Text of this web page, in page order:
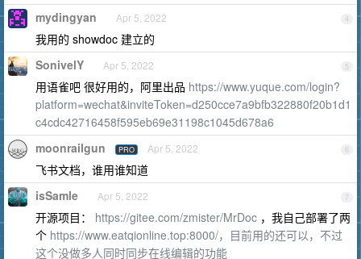
4
mydingyan Apr 5, 2022
我用的 showdoc 建立的
5
SonivelY Apr 5, 2022
用语雀吧 很好用的，阿里出品 https://www.yuque.com/login?
platform=wechat&inviteToken=d250cce7a9bfb322880f20b1d1
c4cdc42716458f595eb69e31198c1045d678a6
6
moonrailgun PRO Apr 5, 2022
飞书文档，谁用谁知道
7
isSamle Apr 5, 2022
开源项目： https://gitee.com/zmister/MrDoc ，我自己部署了两
个 https://www.eatqionline.top:8000/，目前用的还可以，不过
这个没做多人同时同步在线编辑的功能